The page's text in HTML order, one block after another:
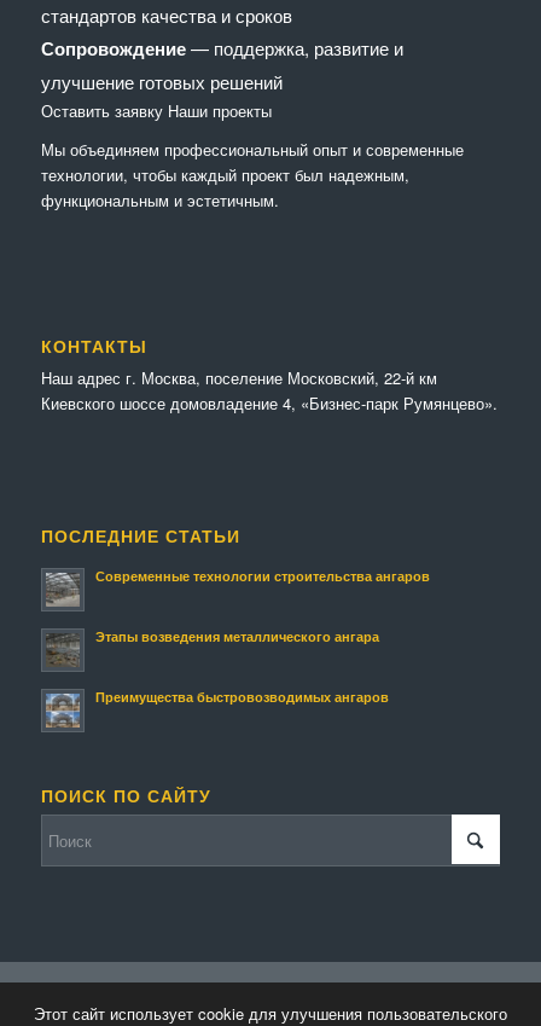
стандартов качества и сроков
Сопровождение— поддержка, развитие и
улучшение готовых решений
Оставить заявку Наши проекты
Мы объединяем профессиональный опыт и современные
технологии, чтобы каждый проект был надежным,
функциональным и эстетичным.
КОНТАКТЫ
Наш адрес г. Москва, поселение Московский, 22-й км
Киевского шоссе домовладение 4, «Бизнес-парк Румянцево».
ПОСЛЕДНИЕ СТАТЬИ
Современные технологии строительства ангаров
Этапы возведения металлического ангара
Преимущества быстровозводимых ангаров
ПОИСК ПО САЙТУ
powered by Enfold WordPress Theme
Этот сайт использует cookie для улучшения пользовательского